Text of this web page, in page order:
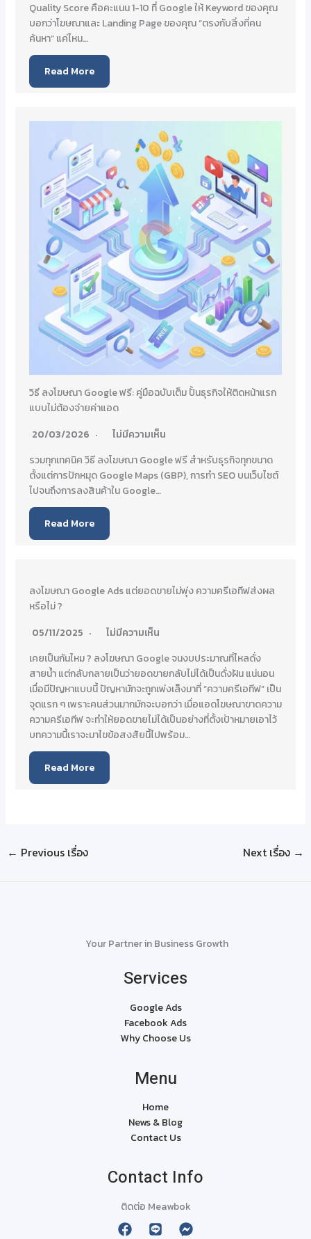
Quality Score คือคะแนน 1-10 ที่ Google ให้ Keyword ของคุณ
บอกว่าโฆษณาและ Landing Page ของคุณ “ตรงกับสิ่งที่คน
ค้นหา” แค่ไหน…
Read More
วิธี ลงโฆษณา Google ฟรี: คู่มือฉบับเต็ม ปั้นธุรกิจให้ติดหน้าแรก
แบบไม่ต้องจ่ายค่าแอด
20/03/2026
ไม่มีความเห็น
รวมทุกเทคนิค วิธี ลงโฆษณา Google ฟรี สำหรับธุรกิจทุกขนาด
ตั้งแต่การปักหมุด Google Maps (GBP), การทำ SEO บนเว็บไซต์
ไปจนถึงการลงสินค้าใน Google…
Read More
ลงโฆษณา Google Ads แต่ยอดขายไม่พุ่ง ความครีเอทีฟส่งผล
หรือไม่ ?
05/11/2025
ไม่มีความเห็น
เคยเป็นกันไหม ? ลงโฆษณา Google จนงบประมาณที่ไหลดั่ง
สายน้ำ แต่กลับกลายเป็นว่ายอดขายกลับไม่ได้เป็นดั่งฝัน แน่นอน
เมื่อมีปัญหาแบบนี้ ปัญหามักจะถูกเพ่งเล็งมาที่ “ความครีเอทีฟ” เป็น
จุดแรก ๆ เพราะคนส่วนมากมักจะบอกว่า เมื่อแอดโฆษณาขาดความ
ความครีเอทีฟ จะทำให้ยอดขายไม่ได้เป็นอย่างที่ตั้งเป้าหมายเอาไว้
บทความนี้เราจะมาไขข้อสงสัยนี้ไปพร้อม…
Read More
← Previous เรื่อง Next เรื่อง →
Your Partner in Business Growth
Services
Google Ads
Facebook Ads
Why Choose Us
Menu
Home
News & Blog
Contact Us
Contact Info
ติดต่อ Meawbok